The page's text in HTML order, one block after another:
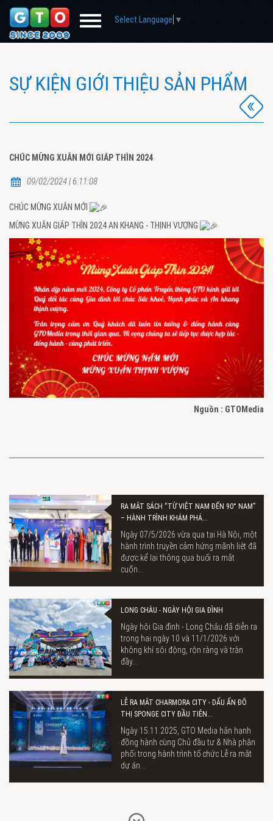
Select Language ▼
SỰ KIỆN GIỚI THIỆU SẢN PHẨM
CHÚC MỪNG XUÂN MỚI GIÁP THÌN 2024
09/02/2024 | 6:11:08
CHÚC MỪNG XUÂN MỚI
MỪNG XUÂN GIÁP THÌN 2024 AN KHANG - THỊNH VƯỢNG
Nguồn : GTOMedia
RA MẮT SÁCH “TỪ VIỆT NAM ĐẾN 90° NAM”
– HÀNH TRÌNH KHÁM PHÁ...
Ngày 07/5/2026 vừa qua tại Hà Nội, một
hành trình truyền cảm hứng mãnh liệt đã
được kể lại thông qua buổi ra mắt
cuốn...
LONG CHÂU - NGÀY HỘI GIA ĐÌNH
Ngày hội Gia đình - Long Châu đã diễn ra
trong hai ngày 10 và 11/1/2026 với
không khí sôi động, rộn ràng và tràn
đầy...
LỄ RA MẮT CHARMORA CITY - DẤU ẤN ĐÔ
THỊ SPONGE CITY ĐẦU TIÊN...
Ngày 15.11.2025, GTO Media hân hạnh
đồng hành cùng Chủ đầu tư & Nhà phân
phối trong hành trình tổ chức Lễ ra mắt
dự án...